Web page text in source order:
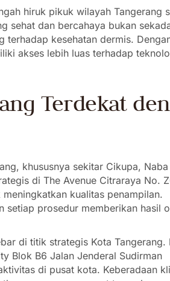
hiruk pikuk wilayah Tangerang
sehat dan bercahaya bukan
terhadap kesehatan dermis.
akses lebih luas terhadap
Terdekat
khususnya sekitar Cikupa,
di The Avenue Citraraya No.
kualitas penampilan.
setiap prosedur memberikan hasil
di titik strategis Kota Tangerang.
Blok B6 Jalan Jenderal Sudirman
di pusat kota. Keberadaan